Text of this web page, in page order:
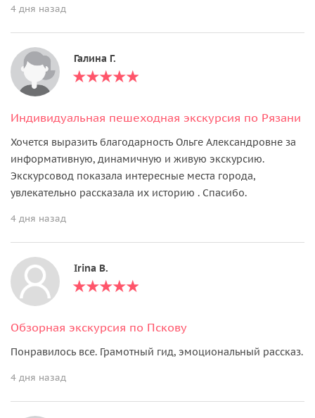
4 дня назад
Галина Г.
Индивидуальная пешеходная экскурсия по Рязани
Хочется выразить благодарность Ольге Александровне за
информативную, динамичную и живую экскурсию.
Экскурсовод показала интересные места города,
увлекательно рассказала их историю . Спасибо.
4 дня назад
Irina B.
Обзорная экскурсия по Пскову
Понравилось все. Грамотный гид, эмоциональный рассказ.
4 дня назад